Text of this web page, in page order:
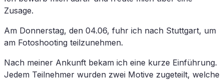
Zusage.
Am Don­ners­tag, den 04.06, fuhr ich nach Stutt­gart, um
am Fo­to­shoo­ting teilzunehmen.
Nach mei­ner An­kunft be­kam ich eine kur­ze Ein­füh­rung.
Je­dem Teil­neh­mer wur­den zwei Mo­ti­ve zu­ge­teilt, wel­che